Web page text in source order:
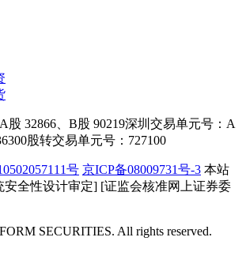
股 32866、B股 90219深圳交易单元号：A
股转交易单元号：727100
号 京ICP备08009731号-3 本站
安全性设计审定] [证监会核准网上证券委
SECURITIES. All rights reserved.